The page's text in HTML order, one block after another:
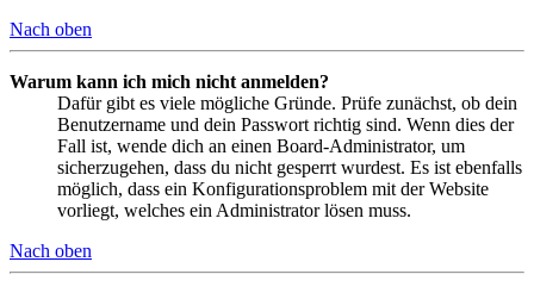
Nach oben
Warum kann ich mich nicht anmelden?
Dafür gibt es viele mögliche Gründe. Prüfe zunächst, ob dein
Benutzername und dein Passwort richtig sind. Wenn dies der
Fall ist, wende dich an einen Board-Administrator, um
sicherzugehen, dass du nicht gesperrt wurdest. Es ist ebenfalls
möglich, dass ein Konfigurationsproblem mit der Website
vorliegt, welches ein Administrator lösen muss.
Nach oben